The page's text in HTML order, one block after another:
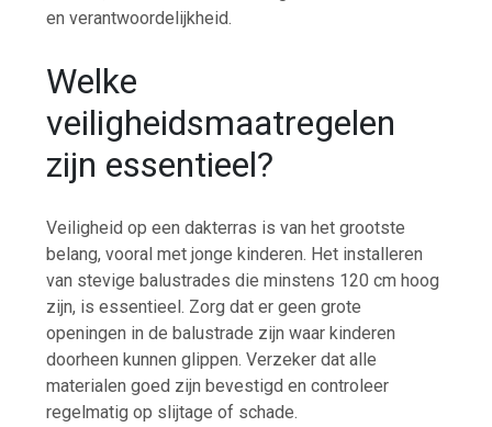
en verantwoordelijkheid.
Welke
veiligheidsmaatregelen
zijn essentieel?
Veiligheid op een dakterras is van het grootste
belang, vooral met jonge kinderen. Het installeren
van stevige balustrades die minstens 120 cm hoog
zijn, is essentieel. Zorg dat er geen grote
openingen in de balustrade zijn waar kinderen
doorheen kunnen glippen. Verzeker dat alle
materialen goed zijn bevestigd en controleer
regelmatig op slijtage of schade.